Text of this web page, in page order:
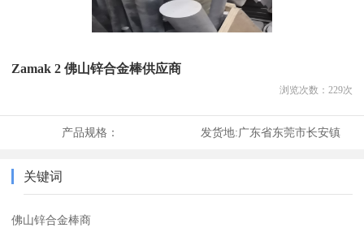
Zamak 2 佛山锌合金棒供应商
浏览次数： 229次
产品规格： 发货地:广东省东莞市长安镇
关键词
佛山锌合金棒商